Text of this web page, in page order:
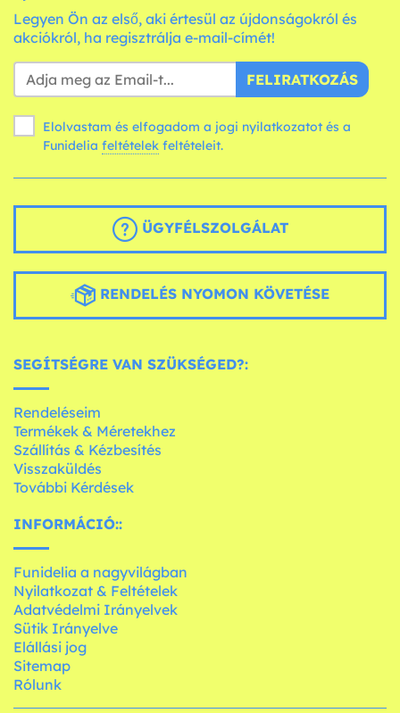
Legyen Ön az első, aki értesül az újdonságokról és
akciókról, ha regisztrálja e-mail-címét!
FELIRATKOZÁS
Elolvastam és elfogadom a jogi nyilatkozatot és a
Funidelia feltételek feltételeit.
ÜGYFÉLSZOLGÁLAT
RENDELÉS NYOMON KÖVETÉSE
SEGÍTSÉGRE VAN SZÜKSÉGED?:
Rendeléseim
Termékek & Méretekhez
Szállítás & Kézbesítés
Visszaküldés
További Kérdések
INFORMÁCIÓ::
Funidelia a nagyvilágban
Nyilatkozat & Feltételek
Adatvédelmi Irányelvek
Sütik Irányelve
Elállási jog
Sitemap
Rólunk